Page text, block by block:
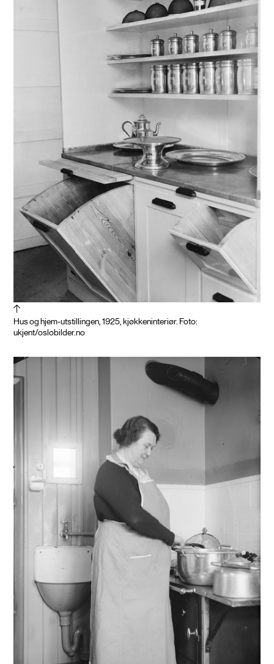
Hus og hjem-utstillingen, 1925, kjøkkeninteriør. Foto:
ukjent/oslobilder.no